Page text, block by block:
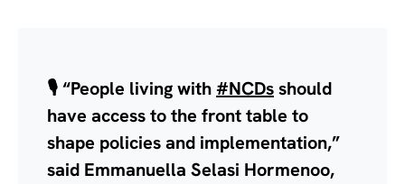
🎙️ “People living with #NCDsshould
have access to the front table to
shape policies and implementation,”
said Emmanuella Selasi Hormenoo,